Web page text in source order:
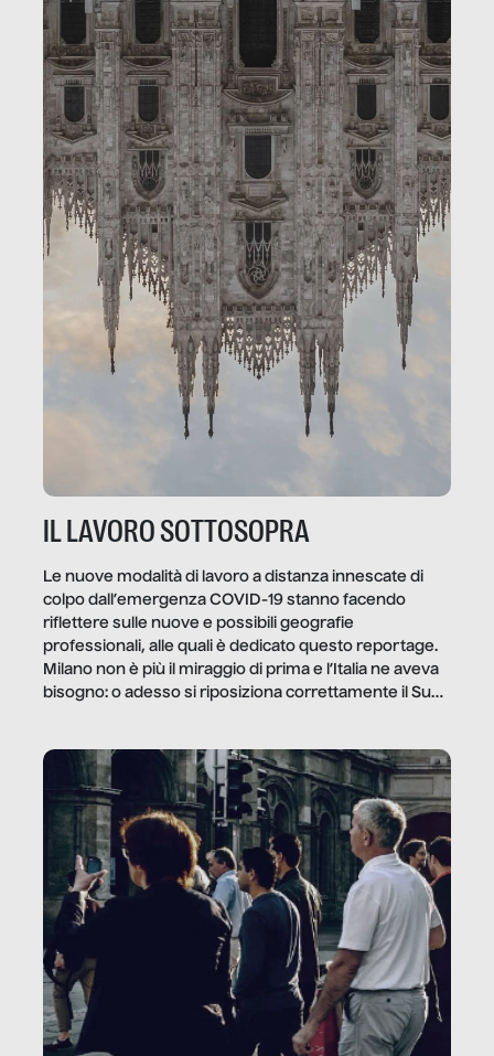
IL LAVORO SOTTOSOPRA
Le nuove modalità di lavoro a distanza innescate di
colpo dall’emergenza COVID-19 stanno facendo
riflettere sulle nuove e possibili geografie
professionali, alle quali è dedicato questo reportage.
Milano non è più il miraggio di prima e l’Italia ne aveva
bisogno: o adesso si riposiziona correttamente il Sud